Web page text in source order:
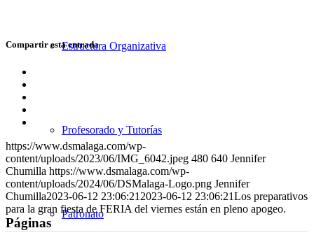
Estructura Organizativa
Profesorado y Tutorías
Patronato
Compartir esta entrada
LinkedIn
correo
https://www.dsmalaga.com/wp-
content/uploads/2023/06/IMG_6042.jpeg 480 640 Jennifer
Chumilla https://www.dsmalaga.com/wp-
content/uploads/2024/06/DSMalaga-Logo.png Jennifer
Chumilla2023-06-12 23:06:21 2023-06-12 23:06:21Los preparativos
para la gran fiesta de FERIA del viernes están en pleno apogeo.
Páginas